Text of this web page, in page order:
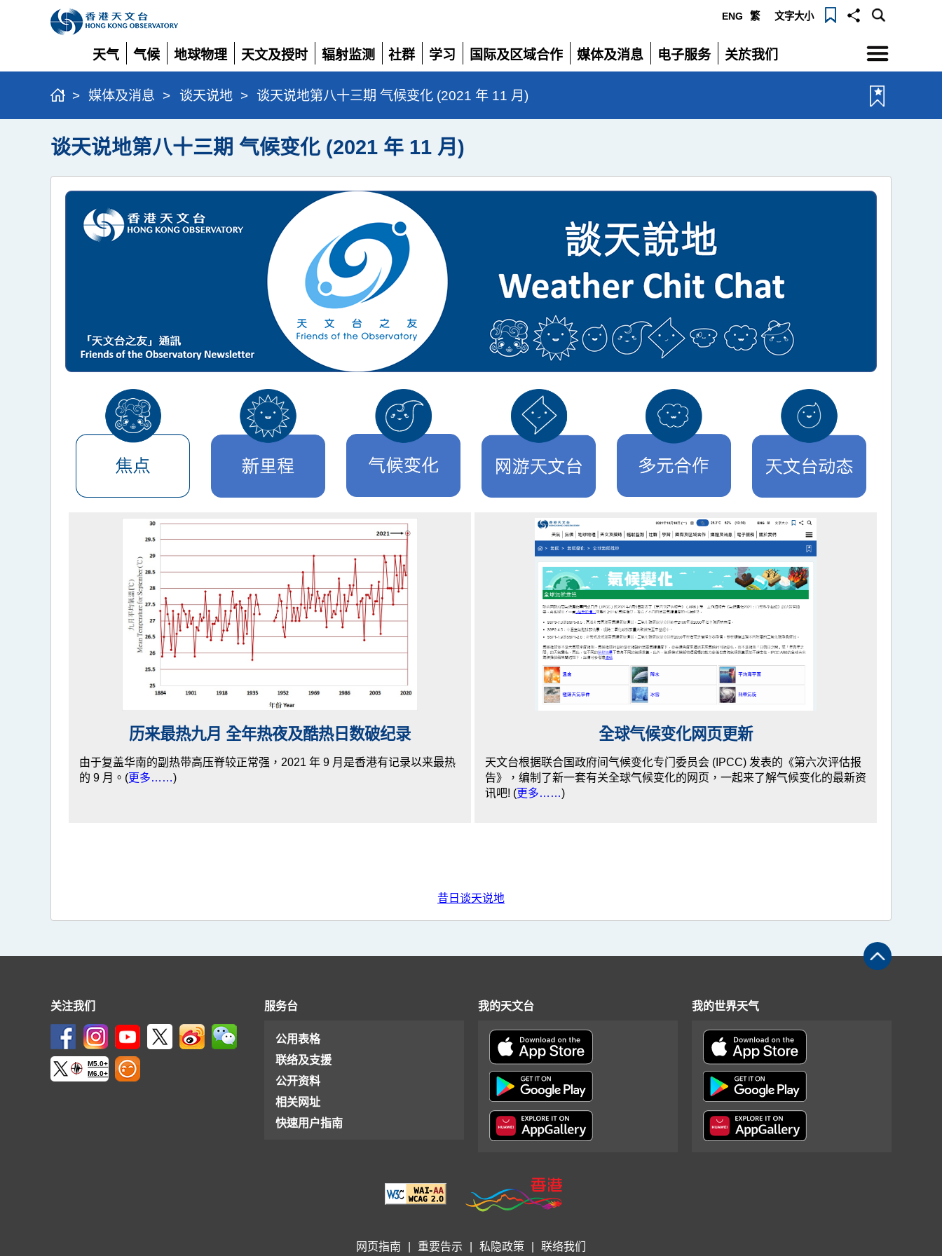
ENG 繁 文字大小
天气
展
开
气候
展
开
地球物理
展
开
天文及授时
展
开
辐射监测
展
开
社群
展
开
学习
展
开
国际及区域合作
展
开
媒体及消息
展
电子服务
展
关於我们
展
选
单
> 媒体及消息 > 谈天说地 > 谈天说地第八十三期 气候变化 (2021 年 11 月)
谈天说地第八十三期 气候变化 (2021 年 11 月)
历来最热九月 全年热夜及酷热日数破纪录
由于复盖华南的副热带高压脊较正常强，2021 年 9 月是香港有记录以来最热
的 9 月。(更多……)
全球气候变化网页更新
天文台根据联合国政府间气候变化专门委员会 (IPCC) 发表的《第六次评估报
告》，编制了新一套有关全球气候变化的网页，一起来了解气候变化的最新资
讯吧! (更多……)
昔日谈天说地
关注我们
M5.0+
M6.0+
服务台
公用表格
联络及支援
公开资料
相关网址
快速用户指南
我的天文台 我的世界天气
网页指南 重要告示 私隐政策 联络我们